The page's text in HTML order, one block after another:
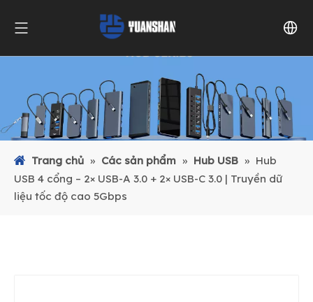
Trang chủ » Các sản phẩm » Hub USB » Hub
USB 4 cổng – 2× USB-A 3.0 + 2× USB-C 3.0 | Truyền dữ
liệu tốc độ cao 5Gbps